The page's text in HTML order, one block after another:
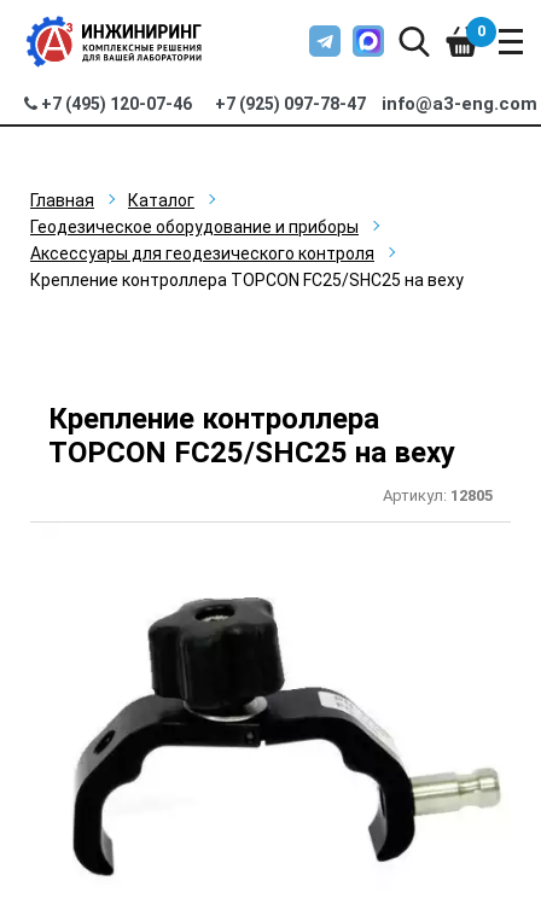
+7 (495) 120-07-46 +7 (925) 097-78-47 info@a3-eng.com
0
Главная
Каталог
Геодезическое оборудование и приборы
Аксессуары для геодезического контроля
Крепление контроллера TOPCON FC25/SHС25 на веху
Крепление контроллера
TOPCON FC25/SHС25 на веху
Артикул: 12805